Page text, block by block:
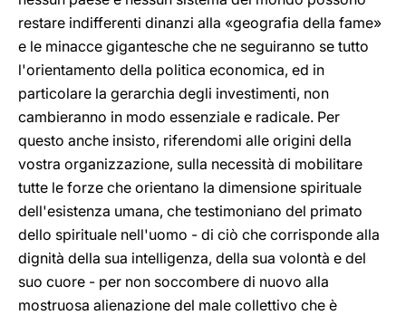
restare indifferenti dinanzi alla «geografia della fame»
e le minacce gigantesche che ne seguiranno se tutto
l'orientamento della politica economica, ed in
particolare la gerarchia degli investimenti, non
cambieranno in modo essenziale e radicale. Per
questo anche insisto, riferendomi alle origini della
vostra organizzazione, sulla necessità di mobilitare
tutte le forze che orientano la dimensione spirituale
dell'esistenza umana, che testimoniano del primato
dello spirituale nell'uomo - di ciò che corrisponde alla
dignità della sua intelligenza, della sua volontà e del
suo cuore - per non soccombere di nuovo alla
mostruosa alienazione del male collettivo che è